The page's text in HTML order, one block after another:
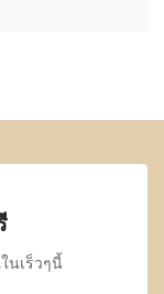
นเร็วๆนี้